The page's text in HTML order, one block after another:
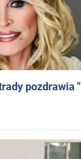
pozdrawia